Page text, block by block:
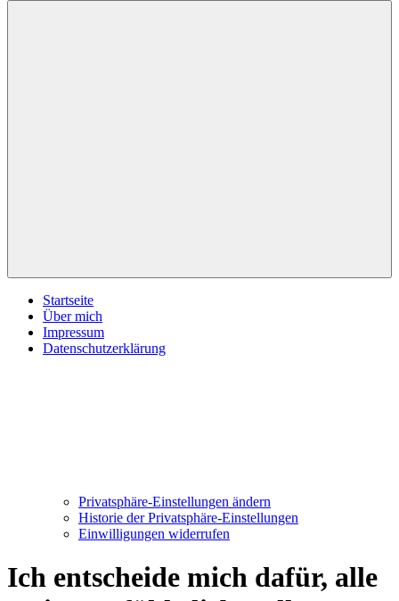
Startseite
Über mich
Impressum
Datenschutzerklärung
Privatsphäre-Einstellungen ändern
Historie der Privatsphäre-Einstellungen
Einwilligungen widerrufen
Ich entscheide mich dafür, alle